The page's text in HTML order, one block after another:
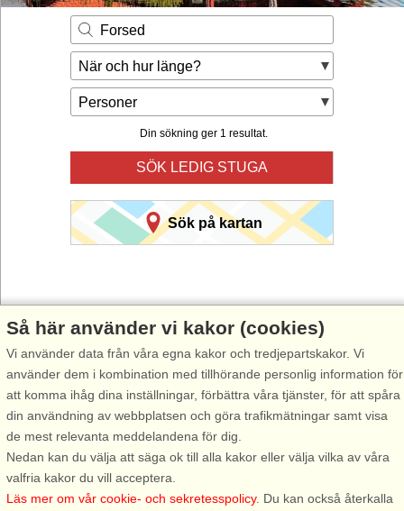
Se hur mycket du kan tjäna
Räkna ut din
hyresintäkt
Forsed
När och hur länge?
Personer
Din sökning ger 1 resultat.
SÖK LEDIG STUGA
Sök på kartan
Välj Stugsommar när du vill hyra stuga till din nästa semester.
Använd vår smarta sökfunktion här under för att hitta en ledig stuga i
just det område du önskar. Du kan även filtrera din sökning och välja
om stugan exempelvis ska ha havsutsikt, pool, diskmaskin, internet
osv.
Så här använder vi kakor (cookies)
Vi använder data från våra egna kakor och tredjepartskakor. Vi
använder dem i kombination med tillhörande personlig information för
att komma ihåg dina inställningar, förbättra våra tjänster, för att spåra
din användning av webbplatsen och göra trafikmätningar samt visa
de mest relevanta meddelandena för dig.
Nedan kan du välja att säga ok till alla kakor eller välja vilka av våra
valfria kakor du vill acceptera.
Läs mer om vår cookie- och sekretesspolicy. Du kan också återkalla